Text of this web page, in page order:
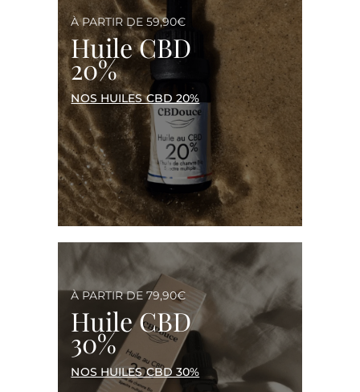
À PARTIR DE 59,90€
Huile CBD
20%
NOS HUILES CBD 20%
À PARTIR DE 79,90€
Huile CBD
30%
NOS HUILES CBD 30%